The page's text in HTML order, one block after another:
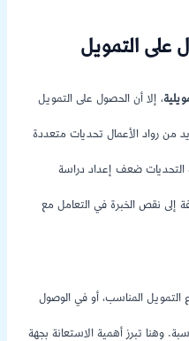
على التمويل
، إلا أن الحصول على التمويل
من رواد الأعمال تحديات متعددة
ضعف إعداد دراسة
إلى نقص الخبرة في التعامل مع
التمويل المناسب، أو في الوصول
وهنا تبرز أهمية الاستعانة بجهة